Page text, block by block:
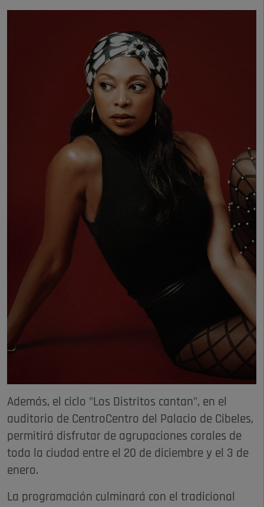
Además, el ciclo "Los Distritos cantan", en el
auditorio de CentroCentro del Palacio de Cibeles,
permitirá disfrutar de agrupaciones corales de
toda la ciudad entre el 20 de diciembre y el 3 de
enero.
La programación culminará con el tradicional